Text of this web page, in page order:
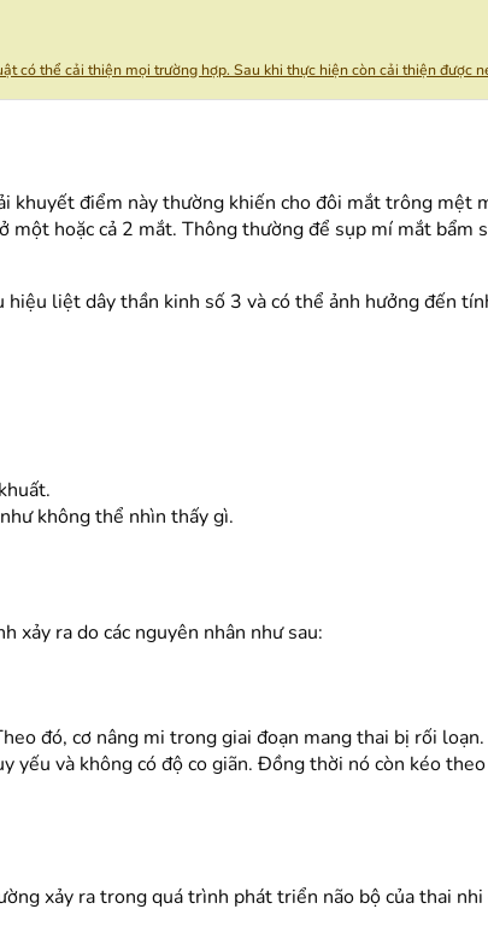
có thể cải thiện mọi trường hợp. Sau khi thực hiện còn cải thiện được
điểm này thường khiến cho đôi mắt trông mệt
hoặc cả 2 mắt. Thông thường để sụp mí mắt bẩm
liệt dây thần kinh số 3 và có thể ảnh hưởng đến
không thể nhìn thấy gì.
xảy ra do các nguyên nhân như sau:
đó, cơ nâng mi trong giai đoạn mang thai bị rối
và không có độ co giãn. Đồng thời nó còn kéo
xảy ra trong quá trình phát triển não bộ của thai